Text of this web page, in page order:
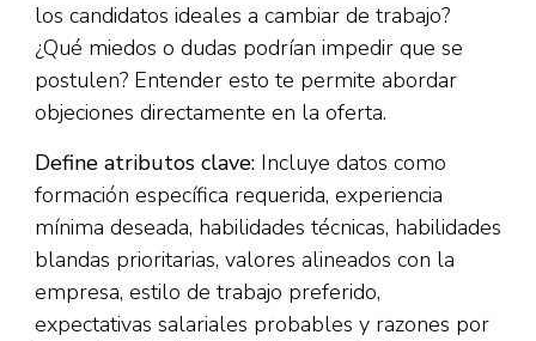
los candidatos ideales a cambiar de trabajo?
¿Qué miedos o dudas podrían impedir que se
postulen? Entender esto te permite abordar
objeciones directamente en la oferta.
Define atributos clave: Incluye datos como
formación específica requerida, experiencia
mínima deseada, habilidades técnicas, habilidades
blandas prioritarias, valores alineados con la
empresa, estilo de trabajo preferido,
expectativas salariales probables y razones por